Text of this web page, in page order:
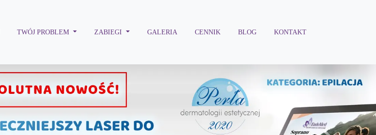
TWÓJ PROBLEM ZABIEGI GALERIA CENNIK BLOG KONTAKT